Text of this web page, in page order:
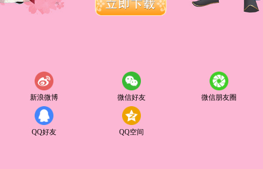
新浪微博 微信好友 微信朋友圈
QQ好友 QQ空间